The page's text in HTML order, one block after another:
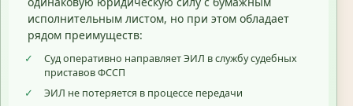
исполнительным листом, но при этом обладает
рядом преимуществ:
✓
Суд оперативно направляет ЭИЛ в службу судебных
приставов ФССП
✓
ЭИЛ не потеряется в процессе передачи